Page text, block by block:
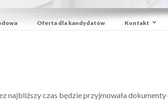
Oferta dla kandydatów Kontakt
najbliższy czas będzie przyjmowała dokumenty